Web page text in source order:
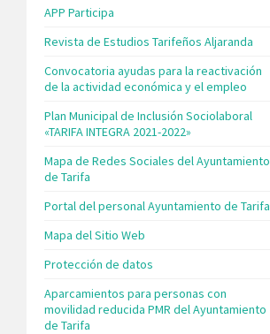
APP Participa
Revista de Estudios Tarifeños Aljaranda
Convocatoria ayudas para la reactivación
de la actividad económica y el empleo
Plan Municipal de Inclusión Sociolaboral
«TARIFA INTEGRA 2021-2022»
Mapa de Redes Sociales del Ayuntamiento
de Tarifa
Portal del personal Ayuntamiento de Tarifa
Mapa del Sitio Web
Protección de datos
Aparcamientos para personas con
movilidad reducida PMR del Ayuntamiento
de Tarifa